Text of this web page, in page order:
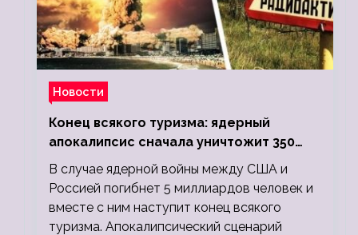
Новости
Конец всякого туризма: ядерный
апокалипсис сначала уничтожит 350
миллионов, а потом 5 миллиардов
людей
В случае ядерной войны между США и
Россией погибнет 5 миллиардов человек и
вместе с ним наступит конец всякого
туризма. Апокалипсический сценарий